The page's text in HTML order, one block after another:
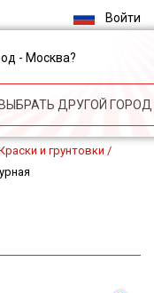
- Москва?
ДРУГОЙ ГОРОД
Войти
18.00
и грунтовки